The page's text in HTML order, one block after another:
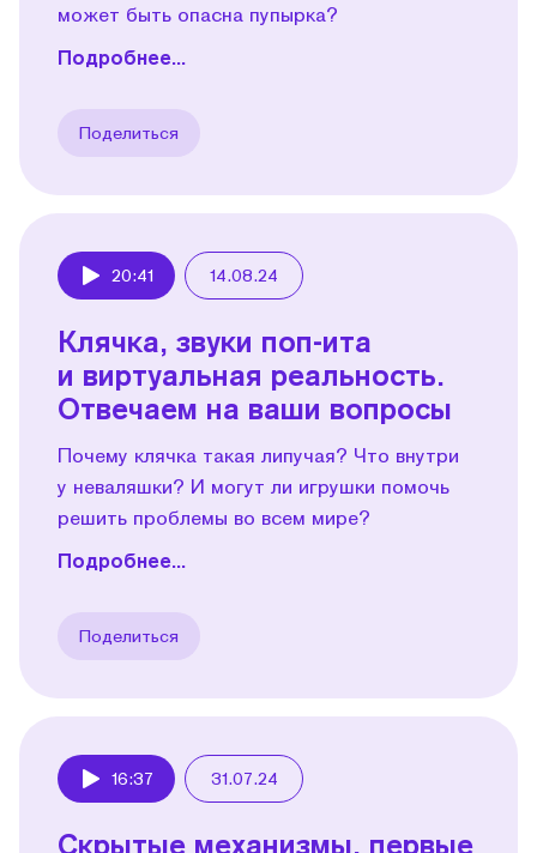
может быть опасна пупырка?
Подробнее...
Поделиться
20:41 14.08.24
Клячка, звуки поп-ита
и виртуальная реальность.
Отвечаем на ваши вопросы
Почему клячка такая липучая? Что внутри
у неваляшки? И могут ли игрушки помочь
решить проблемы во всем мире?
Подробнее...
Поделиться
16:37 31.07.24
Скрытые механизмы, первые